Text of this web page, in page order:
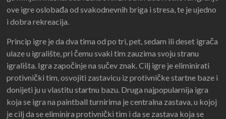
ove igre oslobađa od svakodnevnih briga i stresa, te je ujedno
i dobra rekreacija.
Princip igre je da dva tima od po tri, pet, sedam ili deset igrača
ulaze u igralište, pri čemu svaki tim zauzima svoju stranu
igrališta. Igra započinje na sučev znak. Cilj igre je eliminirati
protivnički tim, osvojiti zastavicu iz protivničke startne baze i
donijeti ju u vlastitu startnu bazu. Druga najpopularnija igra
koja se igra na paintball turnirima je centralna zastava, u kojoj
je cilj da se eliminira protivnički tim i da se zastava koja se